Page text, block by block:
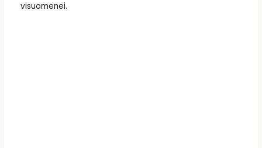
visuomenei.